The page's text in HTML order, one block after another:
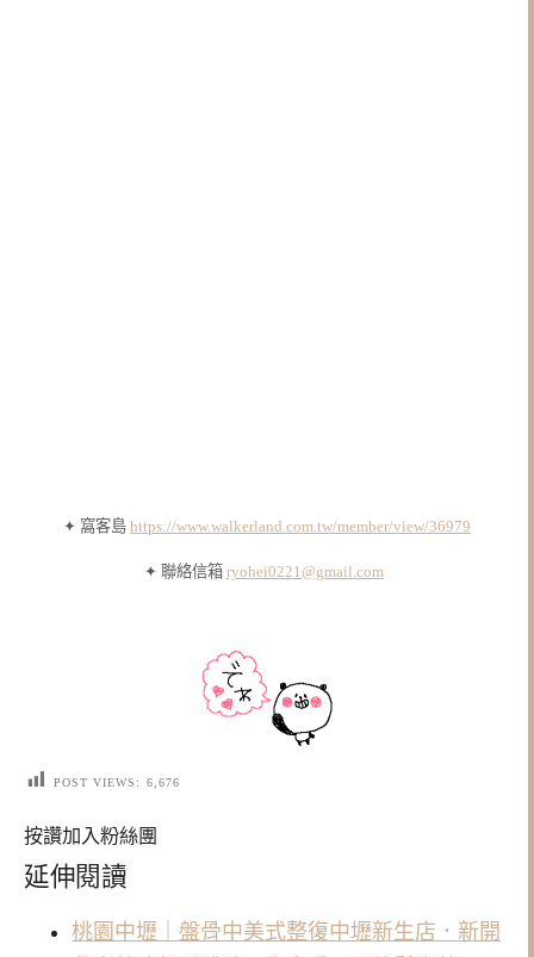
✦ 窩客島 https://www.walkerland.com.tw/member/view/36979
✦ 聯絡信箱 ryohei0221@gmail.com
POST VIEWS: 6,676
按讚加入粉絲團
延伸閱讀
桃園中壢｜盤骨中美式整復中壢新生店．新開